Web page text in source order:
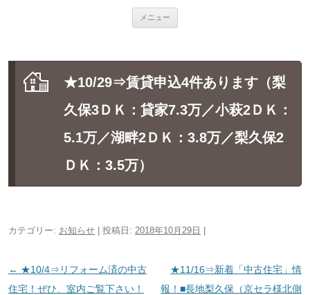
メニュー
へ
キ
ッ
★10/29⇒賃貸申込4件あります（梨
久保3ＤＫ：貸家7.3万／小萩2ＤＫ：
5.1万／湖畔2ＤＫ：3.8万／梨久保2
ＤＫ：3.5万）
カテゴリー: お知らせ | 投稿日: 2018年10月29日
投
稿
← ★10/4⇒リフォーム済の中古
住宅！ぜひ、室内ご覧下さい！
★11/16⇒新着「中古住宅」情
報！■長地梨久保（京セラ様北側